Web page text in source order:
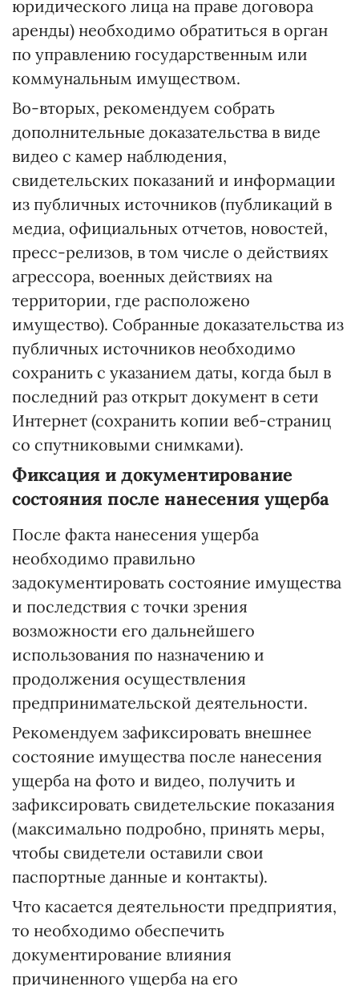
юридического лица на праве договора
аренды) необходимо обратиться в орган
по управлению государственным или
коммунальным имуществом.
Во-вторых, рекомендуем собрать
дополнительные доказательства в виде
видео с камер наблюдения,
свидетельских показаний и информации
из публичных источников (публикаций в
медиа, официальных отчетов, новостей,
пресс-релизов, в том числе о действиях
агрессора, военных действиях на
территории, где расположено
имущество). Собранные доказательства из
публичных источников необходимо
сохранить с указанием даты, когда был в
последний раз открыт документ в сети
Интернет (сохранить копии веб-страниц
со спутниковыми снимками).
Фиксация и документирование
состояния после нанесения ущерба
После факта нанесения ущерба
необходимо правильно
задокументировать состояние имущества
и последствия с точки зрения
возможности его дальнейшего
использования по назначению и
продолжения осуществления
предпринимательской деятельности.
Рекомендуем зафиксировать внешнее
состояние имущества после нанесения
ущерба на фото и видео, получить и
зафиксировать свидетельские показания
(максимально подробно, принять меры,
чтобы свидетели оставили свои
паспортные данные и контакты).
Что касается деятельности предприятия,
то необходимо обеспечить
документирование влияния
причиненного ущерба на его